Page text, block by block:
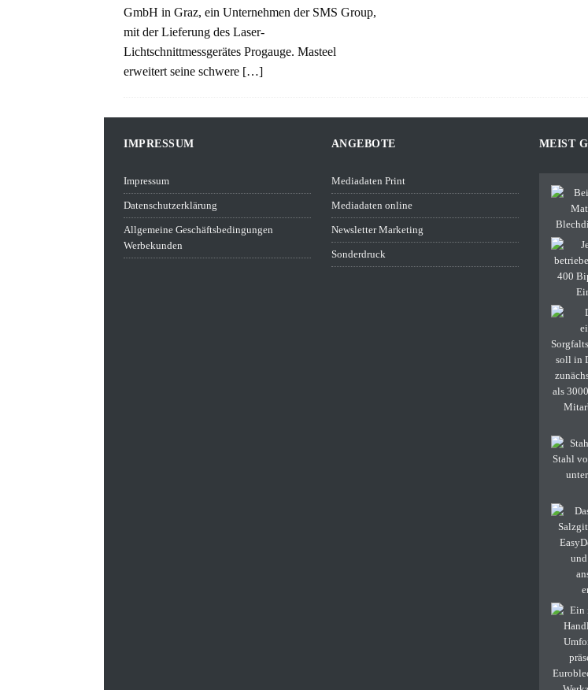
GmbH in Graz, ein Unternehmen der SMS Group,
mit der Lieferung des Laser-
Lichtschnittmessgerätes Progauge. Masteel
erweitert seine schwere […]
IMPRESSUM
Impressum
Datenschutzerklärung
Allgemeine Geschäftsbedingungen
Werbekunden
ANGEBOTE
Mediadaten Print
Mediadaten online
Newsletter Marketing
Sonderdruck
MEIST